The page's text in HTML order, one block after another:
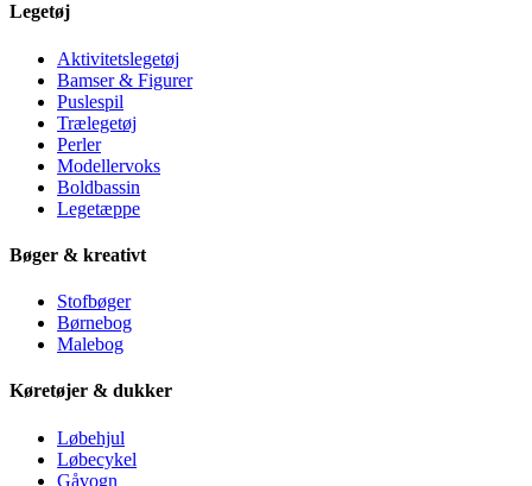
Legetøj
Aktivitetslegetøj
Bamser & Figurer
Puslespil
Trælegetøj
Perler
Modellervoks
Boldbassin
Legetæppe
Bøger & kreativt
Stofbøger
Børnebog
Malebog
Køretøjer & dukker
Løbehjul
Løbecykel
Gåvogn